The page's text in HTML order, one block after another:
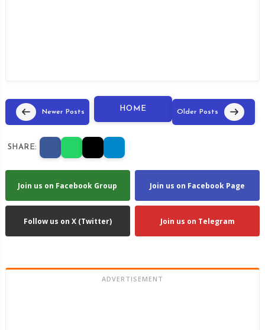
Newer Posts HOME Older Posts
SHARE:
Join us on Facebook Group Join us on Facebook Page
Follow us on X (Twitter) Join us on Telegram
ADVERTISEMENT